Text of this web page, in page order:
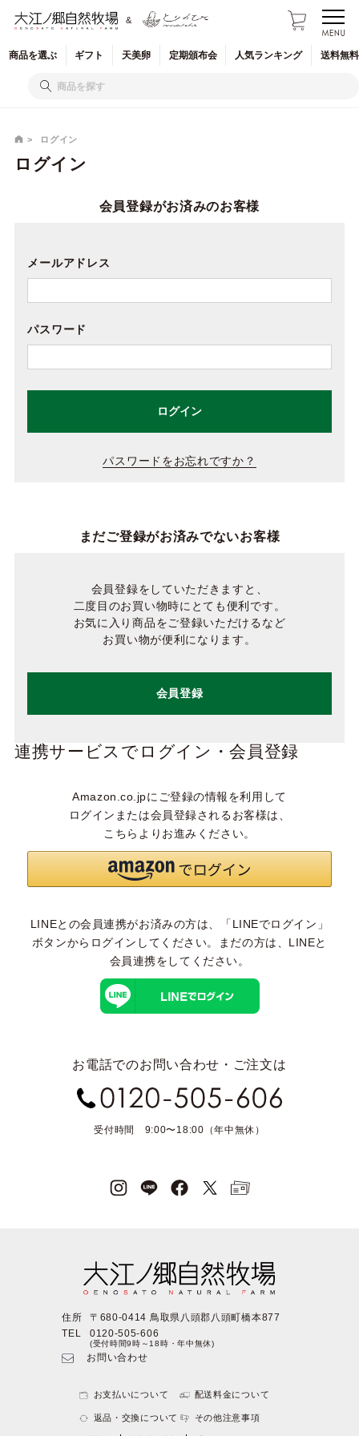
&
商品を選ぶ ギフト 天美卵 定期頒布会 人気ランキング 送料無
ログイン
ログイン
会員登録がお済みのお客様
メールアドレス
パスワード
ログイン
パスワードをお忘れですか？
まだご登録がお済みでないお客様
会員登録をしていただきますと、
二度目のお買い物時にとても便利です。
お気に入り商品をご登録いただけるなど
お買い物が便利になります。
会員登録
連携サービスでログイン・会員登録
Amazon.co.jpにご登録の情報を利用して
ログインまたは会員登録されるお客様は、
こちらよりお進みください。
LINEとの会員連携がお済みの方は、「LINEでログイン」
ボタンからログインしてください。まだの方は、 LINEと
会員連携をしてください。
お電話でのお問い合わせ・ご注文は
受付時間 9:00〜18:00（年中無休）
住所
〒680-0414 鳥取県八頭郡八頭町橋本877
TEL
0120-505-606
(受付時間9時～18時・年中無休)
お問い合わせ
お支払いについて 配送料金について
返品・交換について その他注意事項